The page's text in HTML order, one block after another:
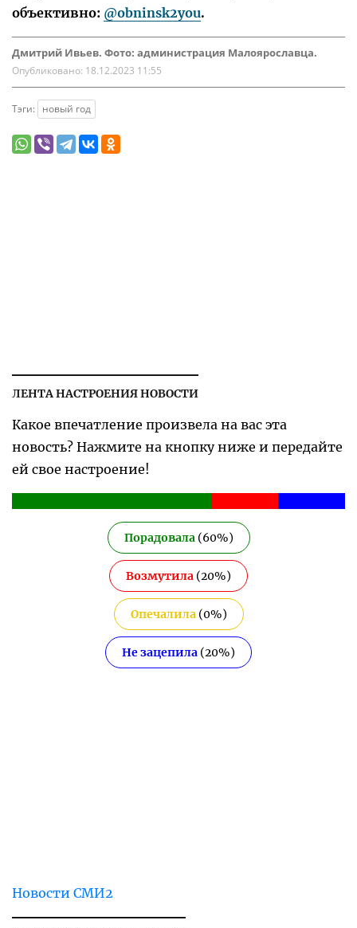
объективно: @obninsk2you.
Дмитрий Ивьев. Фото: администрация Малоярославца.
Опубликовано: 18.12.2023 11:55
Тэги: новый год
ЛЕНТА НАСТРОЕНИЯ НОВОСТИ
Какое впечатление произвела на вас эта
новость? Нажмите на кнопку ниже и передайте
ей свое настроение!
Порадовала(60%)
Возмутила (20%)
Опечалила(0%)
Не зацепила (20%)
Новости СМИ2